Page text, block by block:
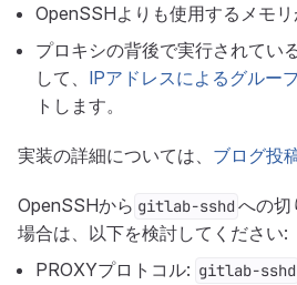
OpenSSHよりも使用するメモリ
プロキシの背後で実行されてい
して、 IPアドレスによるグルー
トします。
実装の詳細については、 ブログ投
OpenSSHから gitlab-sshd への切
場合は、以下を検討してください:
PROXYプロトコル: gitlab-sshd